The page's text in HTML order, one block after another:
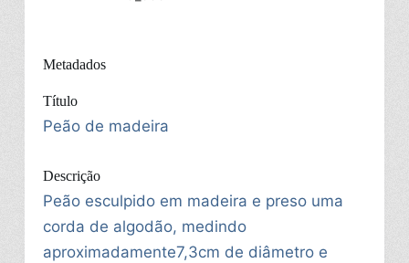
Metadados
Título
Peão de madeira
Descrição
Peão esculpido em madeira e preso uma
corda de algodão, medindo
aproximadamente7,3cm de diâmetro e